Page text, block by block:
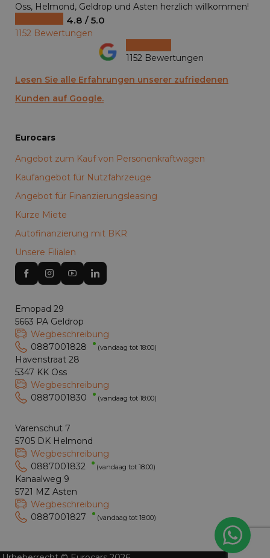
Oss, Helmond, Geldrop und Asten herzlich willkommen!
4.8 / 5.0
1152 Bewertungen
1152 Bewertungen
Lesen Sie alle Erfahrungen unserer zufriedenen
Kunden auf Google.
Eurocars
Angebot zum Kauf von Personenkraftwagen
Kaufangebot für Nutzfahrzeuge
Angebot für Finanzierungsleasing
Kurze Miete
Autofinanzierung mit BKR
Unsere Filialen
Emopad 29
5663 PA Geldrop
Wegbeschreibung
0887001828
(vandaag tot 18:00)
Havenstraat 28
5347 KK Oss
Wegbeschreibung
0887001830
(vandaag tot 18:00)
Varenschut 7
5705 DK Helmond
Wegbeschreibung
0887001832
(vandaag tot 18:00)
Kanaalweg 9
5721 MZ Asten
Wegbeschreibung
0887001827
(vandaag tot 18:00)